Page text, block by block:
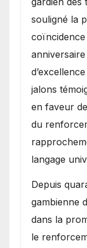
souligné la
jalons
en faveur
du
langage
​Depuis
gambienne
dans la
le